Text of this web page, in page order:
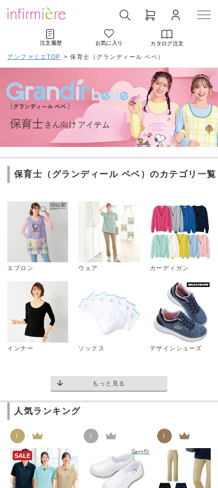
注文履歴 お気に入り カタログ注文
アンファミエTOP > 保育士（グランディール ベベ）
保育士（グランディール ベベ）のカテゴリ一覧
エプロン ウェア カーディガン
インナー ソックス デザインシューズ
もっと見る
人気ランキング
1 2 3